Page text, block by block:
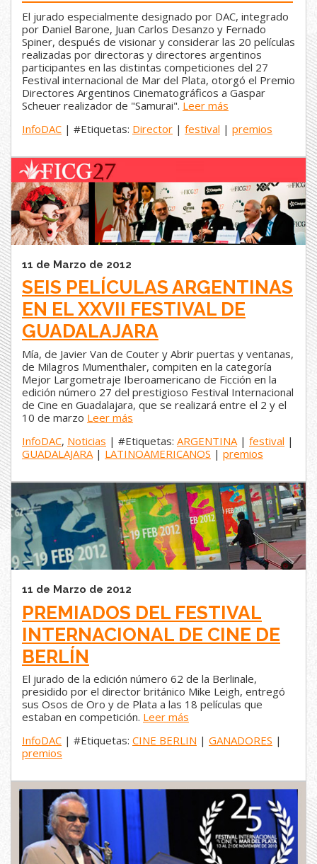
El jurado especialmente designado por DAC, integrado
por Daniel Barone, Juan Carlos Desanzo y Fernado
Spiner, después de visionar y considerar las 20 películas
realizadas por directoras y directores argentinos
participantes en las distintas competiciones del 27
Festival internacional de Mar del Plata, otorgó el Premio
Directores Argentinos Cinematográficos a Gaspar
Scheuer realizador de "Samurai". Leer más
InfoDAC | #Etiquetas: Director | festival | premios
11 de Marzo de 2012
SEIS PELÍCULAS ARGENTINAS
EN EL XXVII FESTIVAL DE
GUADALAJARA
Mía, de Javier Van de Couter y Abrir puertas y ventanas,
de Milagros Mumenthaler, compiten en la categoría
Mejor Largometraje Iberoamericano de Ficción en la
edición número 27 del prestigioso Festival Internacional
de Cine en Guadalajara, que se realizará entre el 2 y el
10 de marzo Leer más
InfoDAC, Noticias | #Etiquetas: ARGENTINA | festival |
GUADALAJARA | LATINOAMERICANOS | premios
11 de Marzo de 2012
PREMIADOS DEL FESTIVAL
INTERNACIONAL DE CINE DE
BERLÍN
El jurado de la edición número 62 de la Berlinale,
presidido por el director británico Mike Leigh, entregó
sus Osos de Oro y de Plata a las 18 películas que
estaban en competición. Leer más
InfoDAC | #Etiquetas: CINE BERLIN | GANADORES |
premios